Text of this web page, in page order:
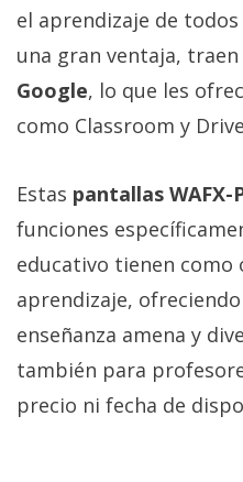
el aprendizaje de
una gran ventaja, traen
Google, lo que les
como Classroom y
Estas pantallas WAFX-
funciones
educativo tienen
aprendizaje,
enseñanza amena y
también para
precio ni fecha de